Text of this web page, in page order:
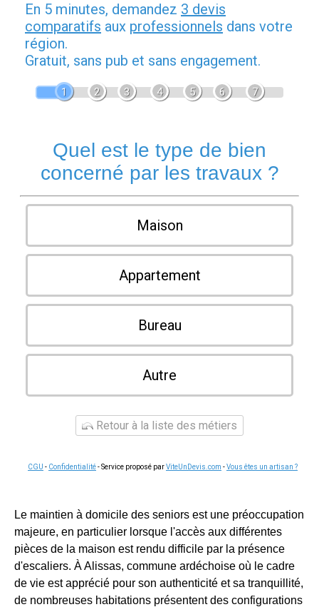
En 5 minutes, demandez 3 devis
comparatifs aux professionnels dans votre
région.
Gratuit, sans pub et sans engagement.
1 2 3 4 5 6 7
Quel est le type de bien
concerné par les travaux ?
Maison
Appartement
Bureau
Autre
Retour à la liste des métiers
CGU - Confidentialité- Service proposé parViteUnDevis.com -Vous êtes un artisan ?
Le maintien à domicile des seniors est une préoccupation
majeure, en particulier lorsque l'accès aux différentes
pièces de la maison est rendu difficile par la présence
d'escaliers. À Alissas, commune ardéchoise où le cadre
de vie est apprécié pour son authenticité et sa tranquillité,
de nombreuses habitations présentent des configurations